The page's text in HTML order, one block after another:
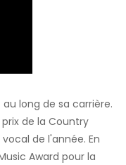
long de sa carrière.
prix de la Country
de l'année. En
Award pour la